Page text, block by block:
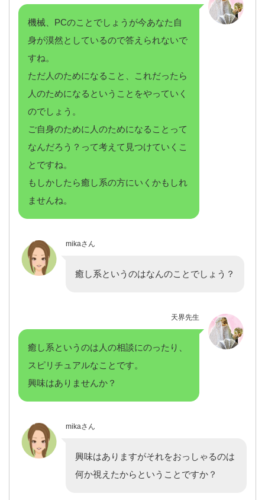
機械、PCのことでしょうが今あなた自
身が漠然としているので答えられないで
すね。
ただ人のためになること、これだったら
人のためになるということをやっていく
のでしょう。
ご自身のために人のためになることって
なんだろう？って考えて見つけていくこ
とですね。
もしかしたら癒し系の方にいくかもしれ
ませんね。
mikaさん
癒し系というのはなんのことでしょう？
天界先生
癒し系というのは人の相談にのったり、
スピリチュアルなことです。
興味はありませんか？
mikaさん
興味はありますがそれをおっしゃるのは
何か視えたからということですか？